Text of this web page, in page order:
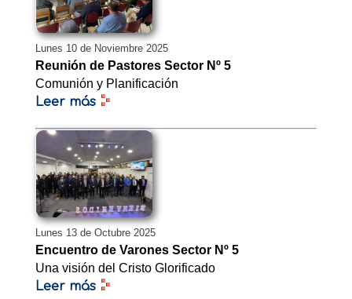
Lunes 10 de Noviembre 2025
Reunión de Pastores Sector Nº 5
Comunión y Planificación
Leer más
Lunes 13 de Octubre 2025
Encuentro de Varones Sector Nº 5
Una visión del Cristo Glorificado
Leer más